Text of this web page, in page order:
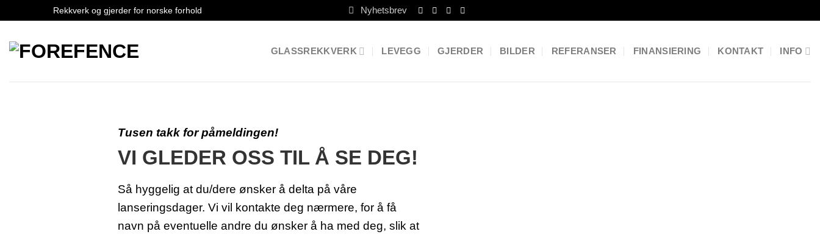
content
Rekkverk og gjerder for norske forhold Nyhetsbrev
GLASSREKKVERK LEVEGG GJERDER BILDER REFERANSER FINANSIERING KONTAKT INFO
Tusen takk for påmeldingen!
VI GLEDER OSS TIL Å SE DEG!
Så hyggelig at du/dere ønsker å delta på våre
lanseringsdager. Vi vil kontakte deg nærmere, for å få
navn på eventuelle andre du ønsker å ha med deg, slik at